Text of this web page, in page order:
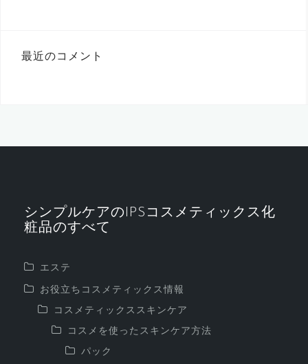
最近のコメント
シンプルケアのIPSコスメティックス化
粧品のすべて
エステ
お役立ちコスメティックス情報
コスメティックススキンケア
コスメを使ったスキンケア方法
パック